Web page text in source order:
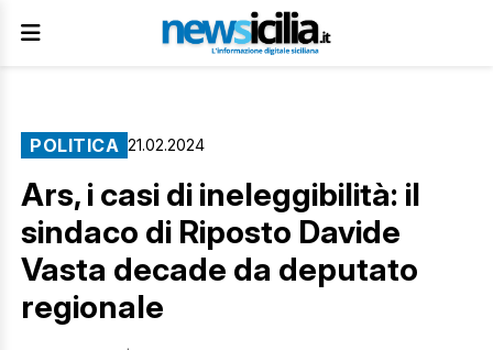
POLITICA 21.02.2024
Ars, i casi di ineleggibilità: il
sindaco di Riposto Davide
Vasta decade da deputato
regionale